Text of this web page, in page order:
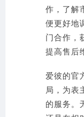
作，了解
便更好地
门合作，
提高售后
爱彼的官
局，为表
的服务。